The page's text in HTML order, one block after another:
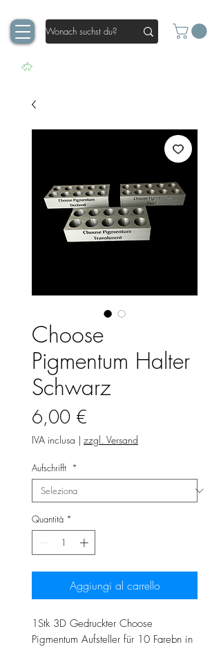
Choose
Pigmentum Halter
Schwarz
6,00 €
IVA inclusa | zzgl. Versand
Aufschrifft *
Quantità *
Aggiungi al carrello
1Stk 3D Gedruckter Choose
Pigmentum Aufsteller für 10 Farebn in